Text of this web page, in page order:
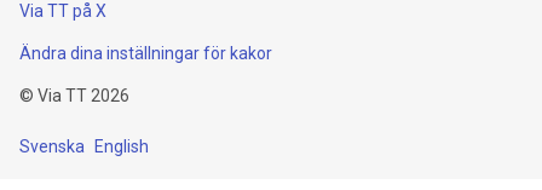
Via TT på X
Ändra dina inställningar för kakor
© Via TT2026
Svenska English